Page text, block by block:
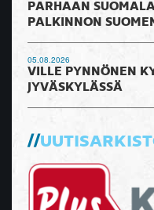
PARHAAN
PALKINNON
05.08.2026
VILLE PYNNÖNEN
JYVÄSKYLÄSSÄ